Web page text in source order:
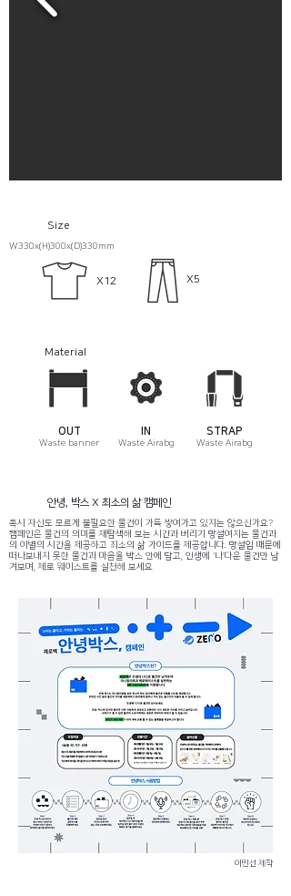
Size
W330x(H)300x(D)330mm
X12 X5
Material
OUT
Waste banner
IN
Waste Airabg
STRAP
Waste Airabg
안녕, 박스 X 최소의 삶 캠페인
혹시 자신도 모르게 불필요한 물건이 가득 쌓여가고 있지는 않으신가요?
캠페인은 물건의 의미를 재탐색해 보는 시간과 버리기 망설여지는 물건과
의 이별의 시간을 제공하고 최소의 삶 가이드를 제공합니다. 망설임 때문에
떠나보내지 못한 물건과 마음을 박스 안에 담고, 인생에 ‘나’다운 물건만 남
겨보며, 제로 웨이스트를 실천해 보세요
​이민선 제작